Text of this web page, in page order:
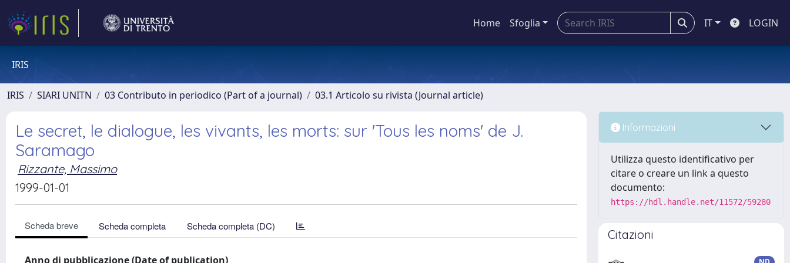
Home Sfoglia IT LOGIN
IRIS
IRIS SIARI UNITN 03 Contributo in periodico (Part of a journal) 03.1 Articolo su rivista (Journal article)
Le secret, le dialogue, les vivants, les morts: sur 'Tous les noms' de J.
Saramago
Rizzante, Massimo
1999-01-01
Scheda breve Scheda completa Scheda completa (DC)
Anno di pubblicazione (Date of publication)
Informazioni
Utilizza questo identificativo per
citare o creare un link a questo
documento:
https://hdl.handle.net/11572/59280
Citazioni